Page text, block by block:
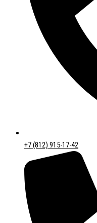
+7 (812) 915-17-42